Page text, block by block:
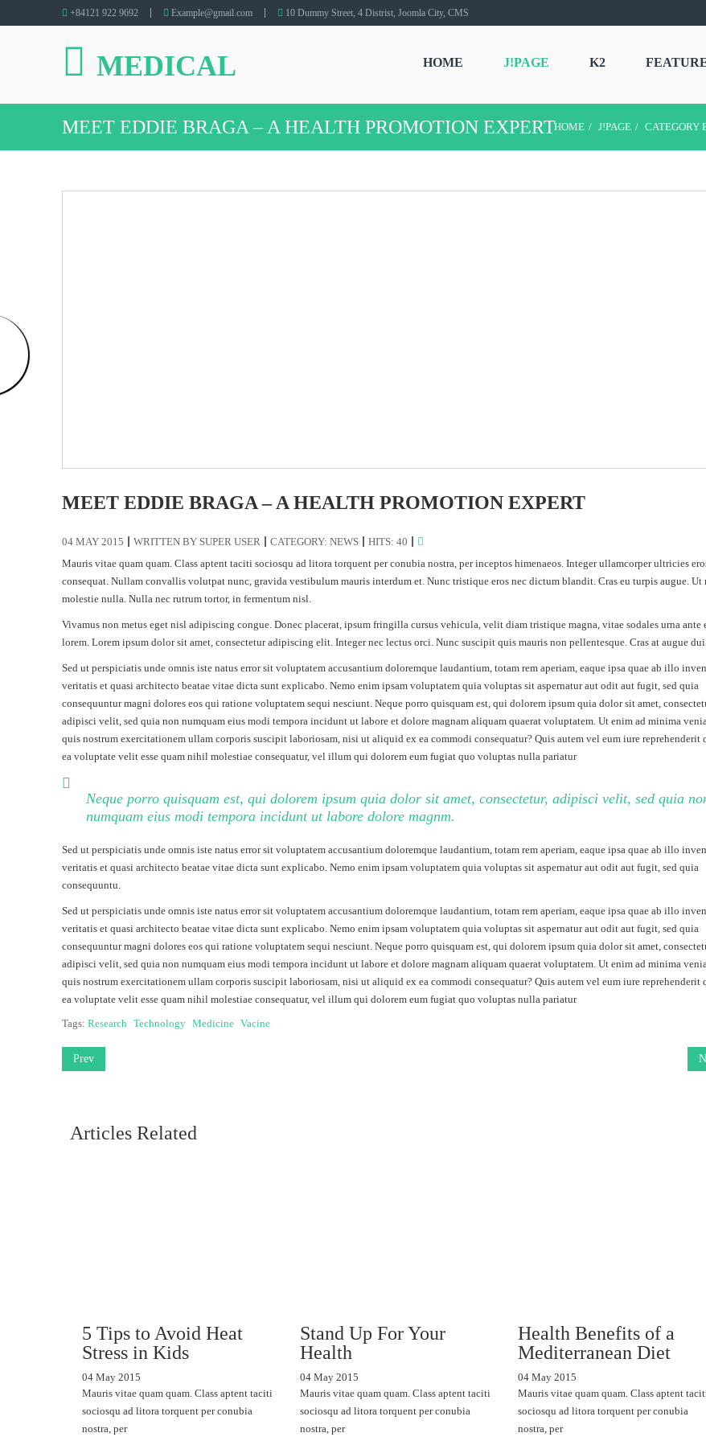
+84121 922 9692 Example@gmail.com 10 Dummy Street, 4 Distrist, Joomla City, CMS
MEDICAL HOME J!PAGE K2
HOME J!PAGE CATEGORY
MEET EDDIE BRAGA – A HEALTH PROMOTION EXPERT
MEET EDDIE BRAGA – A HEALTH PROMOTION EXPERT
04 MAY 2015 WRITTEN BY SUPER USER CATEGORY: NEWS
HITS: 40
Mauris vitae quam quam. Class aptent taciti sociosqu ad litora torquent per conubia nostra, per inceptos himenaeos. Integer ullamcorper ultricies
consequat. Nullam convallis volutpat nunc, gravida vestibulum mauris interdum et. Nunc tristique eros nec dictum blandit. Cras eu turpis augue. Ut
molestie nulla. Nulla nec rutrum tortor, in fermentum nisl.
Vivamus non metus eget nisl adipiscing congue. Donec placerat, ipsum fringilla cursus vehicula, velit diam tristique magna, vitae sodales urna ante
lorem. Lorem ipsum dolor sit amet, consectetur adipiscing elit. Integer nec lectus orci. Nunc suscipit quis mauris non pellentesque. Cras at augue
Sed ut perspiciatis unde omnis iste natus error sit voluptatem accusantium doloremque laudantium, totam rem aperiam, eaque ipsa quae ab illo
veritatis et quasi architecto beatae vitae dicta sunt explicabo. Nemo enim ipsam voluptatem quia voluptas sit aspernatur aut odit aut fugit, sed quia
consequuntur magni dolores eos qui ratione voluptatem sequi nesciunt. Neque porro quisquam est, qui dolorem ipsum quia dolor sit amet,
adipisci velit, sed quia non numquam eius modi tempora incidunt ut labore et dolore magnam aliquam quaerat voluptatem. Ut enim ad minima
quis nostrum exercitationem ullam corporis suscipit laboriosam, nisi ut aliquid ex ea commodi consequatur? Quis autem vel eum iure reprehenderit
ea voluptate velit esse quam nihil molestiae consequatur, vel illum qui dolorem eum fugiat quo voluptas nulla pariatur
Neque porro quisquam est, qui dolorem ipsum quia dolor sit amet, consectetur, adipisci velit, sed quia
numquam eius modi tempora incidunt ut labore dolore magnm.
Sed ut perspiciatis unde omnis iste natus error sit voluptatem accusantium doloremque laudantium, totam rem aperiam, eaque ipsa quae ab illo
veritatis et quasi architecto beatae vitae dicta sunt explicabo. Nemo enim ipsam voluptatem quia voluptas sit aspernatur aut odit aut fugit, sed quia
consequuntu.
Sed ut perspiciatis unde omnis iste natus error sit voluptatem accusantium doloremque laudantium, totam rem aperiam, eaque ipsa quae ab illo
veritatis et quasi architecto beatae vitae dicta sunt explicabo. Nemo enim ipsam voluptatem quia voluptas sit aspernatur aut odit aut fugit, sed quia
consequuntur magni dolores eos qui ratione voluptatem sequi nesciunt. Neque porro quisquam est, qui dolorem ipsum quia dolor sit amet,
adipisci velit, sed quia non numquam eius modi tempora incidunt ut labore et dolore magnam aliquam quaerat voluptatem. Ut enim ad minima
quis nostrum exercitationem ullam corporis suscipit laboriosam, nisi ut aliquid ex ea commodi consequatur? Quis autem vel eum iure reprehenderit
ea voluptate velit esse quam nihil molestiae consequatur, vel illum qui dolorem eum fugiat quo voluptas nulla pariatur
Tags: Research Technology Medicine Vacine
Prev
Articles Related
5 Tips to Avoid Heat
Stress in Kids
04 May 2015
Mauris vitae quam quam. Class aptent taciti
sociosqu ad litora torquent per conubia
nostra, per
Stand Up For Your
Health
04 May 2015
Mauris vitae quam quam. Class aptent taciti
sociosqu ad litora torquent per conubia
nostra, per
Health Benefits of a
Mediterranean Diet
04 May 2015
Mauris vitae quam quam. Class aptent
sociosqu ad litora torquent per conubia
nostra, per